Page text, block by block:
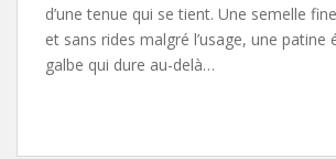
d’une tenue qui se tient. Une semelle
et sans rides malgré l’usage, une patine
galbe qui dure au-delà…